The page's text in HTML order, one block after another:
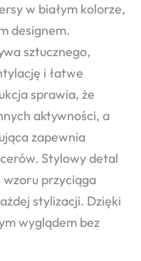
w białym kolorze,
designem.
sztucznego,
i łatwe
sprawia, że
aktywności, a
zapewnia
Stylowy detal
przyciąga
stylizacji. Dzięki
wyglądem bez